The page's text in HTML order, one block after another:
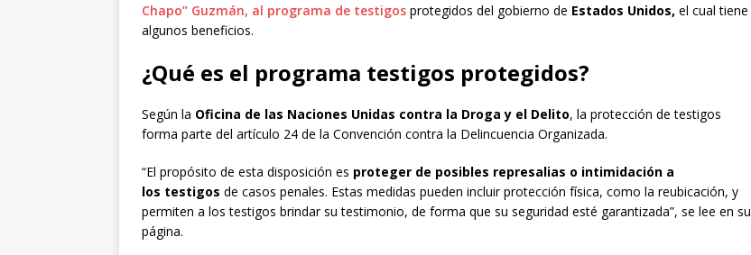
Chapo” Guzmán, al programa de testigos protegidos del gobierno de Estados Unidos, el cual tiene
algunos beneficios.
¿Qué es el programa testigos protegidos?
Según la Oficina de las Naciones Unidas contra la Droga y el Delito, la protección de testigos
forma parte del artículo 24 de la Convención contra la Delincuencia Organizada.
“El propósito de esta disposición es proteger de posibles represalias o intimidación a
los testigos de casos penales. Estas medidas pueden incluir protección física, como la reubicación, y
permiten a los testigos brindar su testimonio, de forma que su seguridad esté garantizada”, se lee en su
página.